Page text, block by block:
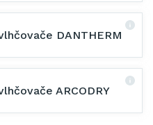
DANTHERM
ARCODRY